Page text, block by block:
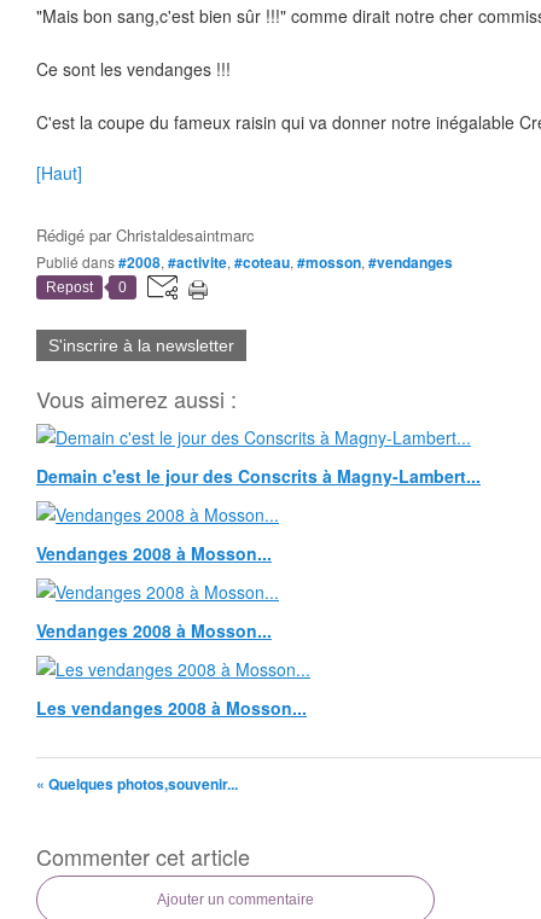
"Mais bon sang,c'est bien sûr !!!" comme dirait notre cher
Ce sont les vendanges !!!
C'est la coupe du fameux raisin qui va donner notre inégalable
[Haut]
Rédigé parChristaldesaintmarc
Publié dans#2008, #activite, #coteau, #mosson, #vendanges
Repost 0
S'inscrire à la newsletter
Vous aimerez aussi :
Demain c'est le jour des Conscrits à Magny-Lambert...
Vendanges 2008 à Mosson...
Vendanges 2008 à Mosson...
Les vendanges 2008 à Mosson...
« Quelques photos,souvenir...
Commenter cet article
Ajouter un commentaire